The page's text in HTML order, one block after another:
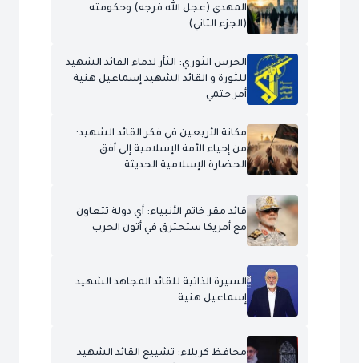
المهدي (عجل الله فرجه) وحكومته
(الجزء الثاني)
الحرس الثوري: الثأر لدماء القائد الشهيد
للثورة و القائد الشهيد إسماعيل هنية
أمر حتمي
مكانة الأربعين في فكر القائد الشهيد:
من إحياء الأمة الإسلامية إلى أفق
الحضارة الإسلامية الحديثة
قائد مقر خاتم الأنبياء: أي دولة تتعاون
مع أمريكا ستحترق في أتون الحرب
السيرة الذاتية للقائد المجاهد الشهيد
إسماعيل هنية
محافظ كربلاء: تشييع القائد الشهيد